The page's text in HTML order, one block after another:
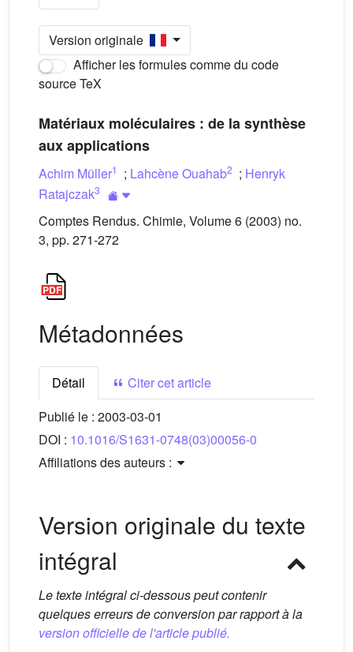
Version originale
Afficher les formules comme du code
source TeX
Matériaux moléculaires : de la synthèse
aux applications
Achim Müller1 ; Lahcène Ouahab2 ; Henryk
Ratajczak3
Comptes Rendus. Chimie, Volume 6 (2003) no.
3, pp. 271-272
Métadonnées
Détail
Citer cet article
Publié le : 2003-03-01
DOI : 10.1016/S1631-0748(03)00056-0
Affiliations des auteurs :
Version originale du texte
intégral
Le texte intégral ci-dessous peut contenir
quelques erreurs de conversion par rapport à la
version officielle de l'article publié.